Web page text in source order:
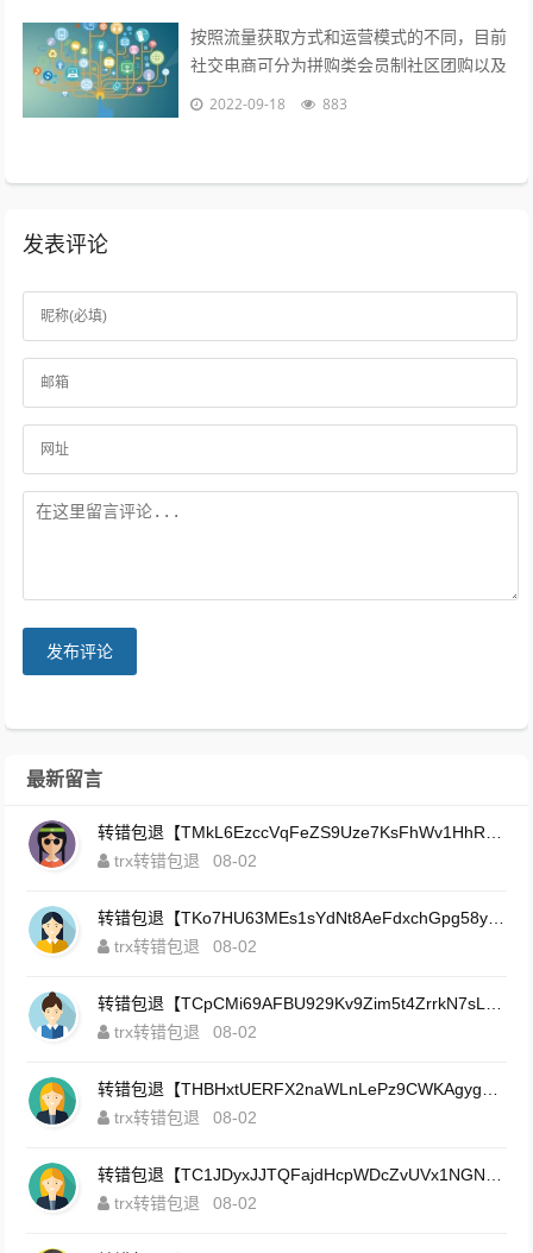
按照流量获取方式和运营模式的不同，目前
社交电商可分为拼购类会员制社区团购以及
内容类四种典型的商业模式拼购类以拼多多
2022-09-18 883
发表评论
发布评论
最新留言
trx转错包退
08-02
trx转错包退
08-02
trx转错包退
08-02
trx转错包退
08-02
trx转错包退
08-02